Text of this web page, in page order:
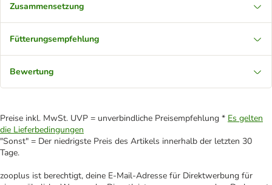
Zusammensetzung
Fütterungsempfehlung
Bewertung
Preise inkl. MwSt. UVP = unverbindliche Preisempfehlung * Es gelten
die Lieferbedingungen
"Sonst" = Der niedrigste Preis des Artikels innerhalb der letzten 30
Tage.
zooplus ist berechtigt, deine E-Mail-Adresse für Direktwerbung für